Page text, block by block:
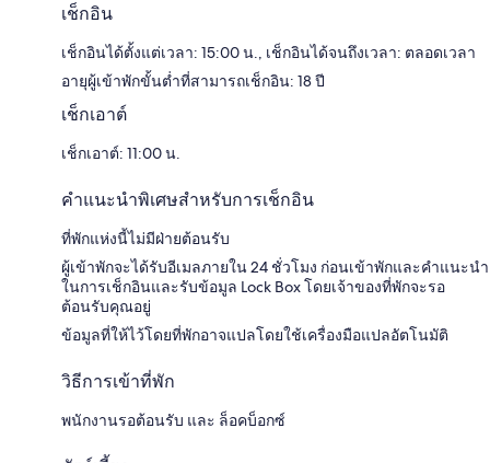
เช็กอิน
เช็กอินได้ตั้งแต่เวลา: 15:00 น., เช็กอินได้จนถึงเวลา: ตลอดเวลา
อายุผู้เข้าพักขั้นต่ำที่สามารถเช็กอิน: 18 ปี
เช็กเอาต์
เช็กเอาต์: 11:00 น.
คำแนะนำพิเศษสำหรับการเช็กอิน
ที่พักแห่งนี้ไม่มีฝ่ายต้อนรับ
ผู้เข้าพักจะได้รับอีเมลภายใน 24 ชั่วโมง ก่อนเข้าพักและคำแนะนำ
ในการเช็กอินและรับข้อมูล Lock Box โดยเจ้าของที่พักจะรอ
ต้อนรับคุณอยู่
ข้อมูลที่ให้ไว้โดยที่พักอาจแปลโดยใช้เครื่องมือแปลอัตโนมัติ
วิธีการเข้าที่พัก
พนักงานรอต้อนรับ และ ล็อคบ็อกซ์